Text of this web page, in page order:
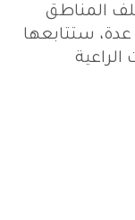
المناطق
عدة، ستتابعها